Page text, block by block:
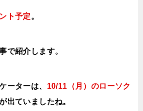
ト予定。
で紹介します。
ーターは、 10/11（月） のローソク
出ていましたね。